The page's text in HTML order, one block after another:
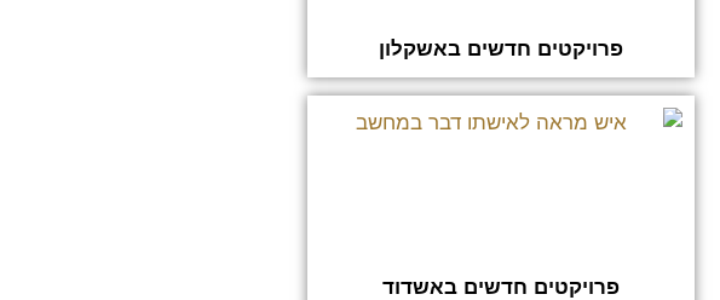
פרויקטים חדשים באשקלון
פרויקטים חדשים באשדוד